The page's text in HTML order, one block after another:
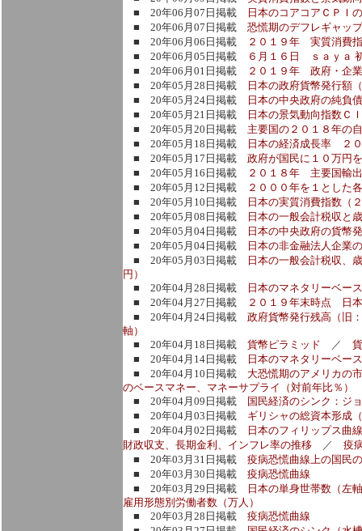
■ 20年06月07日掲載
日本のコアコアＣＰＩ
■ 20年06月07日掲載 恐慌期のデフレギャッ
■ 20年06月06日掲載
２０１９年 実質消費
■ 20年06月05日掲載
６月１６日 ｓａｙａ
■ 20年06月01日掲載
２０１９年 政府・企
■ 20年05月28日掲載 日本の政府貨幣発行額
■ 20年05月24日掲載
日本の中央政府の純負
■ 20年05月21日掲載
日本の景気動向指数Ｃ
■ 20年05月20日掲載 主要国の２０１８年の
■ 20年05月18日掲載
日本の経済成長率 ２
■ 20年05月17日掲載 政府が国民に１０万円
■ 20年05月16日掲載
２０１８年 主要国輸
■ 20年05月12日掲載
２０００年を１とした
■ 20年05月10日掲載
日本の実質消費指数（
■ 20年05月08日掲載
日本の一般会計税収と
■ 20年05月04日掲載
日本の中央政府の貨幣
■ 20年05月04日掲載
日本の非金融法人企業
■ 20年05月03日掲載
日本の一般会計税収、
円）
■ 20年04月28日掲載
日本のマネタリーベー
■ 20年04月27日掲載
２０１９年末時点 日
■ 20年04月24日掲載 政府貨幣発行残高（旧
軸）
■ 20年04月18日掲載 貨幣ピラミッド ／
■ 20年04月14日掲載
日本のマネタリーベー
■ 20年04月10日掲載 大恐慌期のアメリカの
のベースマネー、マネーサプライ（対前年比％）
■ 20年04月09日掲載
国民経済のシンク：ジ
■ 20年04月03日掲載 ギリシャの総資本形成
■ 20年04月02日掲載
日本のフィリップス曲
財政収支、長期金利、インフレ率の推移 ／ 疫
■ 20年03月31日掲載 疫病恐慌曲線上の国民
■ 20年03月30日掲載 疫病恐慌曲線
■ 20年03月29日掲載
日本の単身世帯数（左
雇用形態別労働者数（万人）
■ 20年03月28日掲載 疫病恐慌曲線